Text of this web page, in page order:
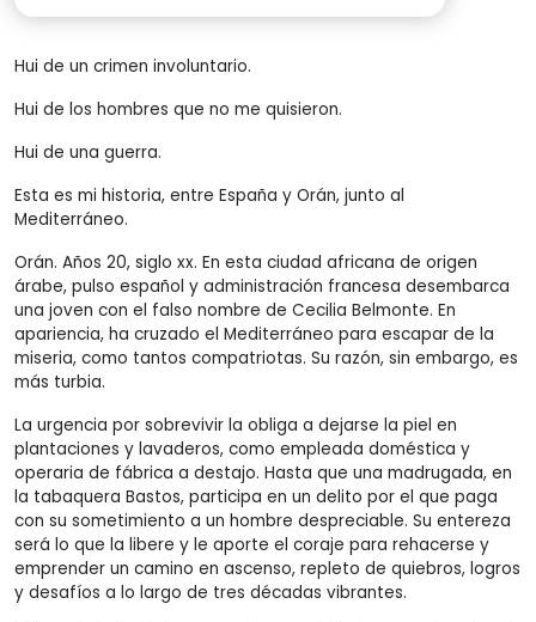
Hui de un crimen involuntario.
Hui de los hombres que no me quisieron.
Hui de una guerra.
Esta es mi historia, entre España y Orán, junto al
Mediterráneo.
Orán. Años 20, siglo xx. En esta ciudad africana de origen
árabe, pulso español y administración francesa desembarca
una joven con el falso nombre de Cecilia Belmonte. En
apariencia, ha cruzado el Mediterráneo para escapar de la
miseria, como tantos compatriotas. Su razón, sin embargo, es
más turbia.
La urgencia por sobrevivir la obliga a dejarse la piel en
plantaciones y lavaderos, como empleada doméstica y
operaria de fábrica a destajo. Hasta que una madrugada, en
la tabaquera Bastos, participa en un delito por el que paga
con su sometimiento a un hombre despreciable. Su entereza
será lo que la libere y le aporte el coraje para rehacerse y
emprender un camino en ascenso, repleto de quiebros, logros
y desafíos a lo largo de tres décadas vibrantes.